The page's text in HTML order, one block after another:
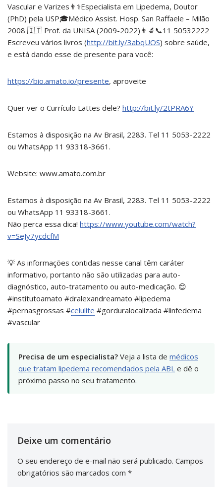
Vascular e Varizes👨⚕Especialista em Lipedema, Doutor
(PhD) pela USP🎓Médico Assist. Hosp. San Raffaele – Milão
2008 🇮🇹 Prof. da UNISA (2009-2022)👨🔬📞11 50532222
Escreveu vários livros (http://bit.ly/3abqUOS) sobre saúde,
e está dando esse de presente para você:
https://bio.amato.io/presente, aproveite
Quer ver o Currículo Lattes dele? http://bit.ly/2tPRA6Y
Estamos à disposição na Av Brasil, 2283. Tel 11 5053-2222
ou WhatsApp 11 93318-3661.
Website: www.amato.com.br
Estamos à disposição na Av Brasil, 2283. Tel 11 5053-2222
ou WhatsApp 11 93318-3661.
Não perca essa dica! https://www.youtube.com/watch?
v=SeJy7ycdcfM
💡 As informações contidas nesse canal têm caráter
informativo, portanto não são utilizadas para auto-
diagnóstico, auto-tratamento ou auto-medicação. 😊
#institutoamato #dralexandreamato #lipedema
#pernasgrossas #celulite #gorduralocalizada #linfedema
#vascular
Precisa de um especialista? Veja a lista de médicos
que tratam lipedema recomendados pela ABL e dê o
próximo passo no seu tratamento.
Deixe um comentário
O seu endereço de e-mail não será publicado. Campos
obrigatórios são marcados com *